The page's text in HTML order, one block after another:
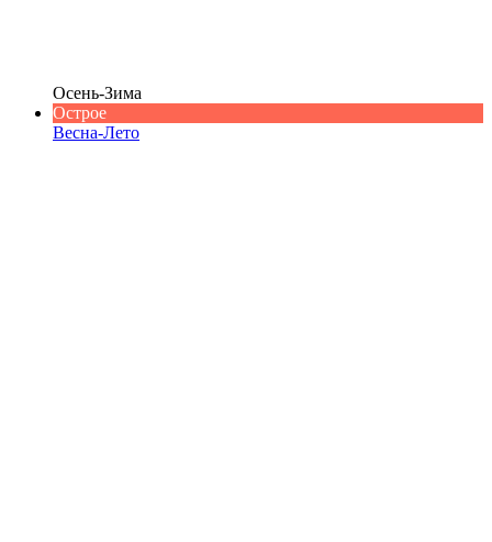
Осень-Зима
Острое
Весна-Лето